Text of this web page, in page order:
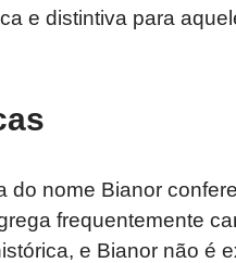
e distintiva para
do nome Bianor
frequentemente
e Bianor não é